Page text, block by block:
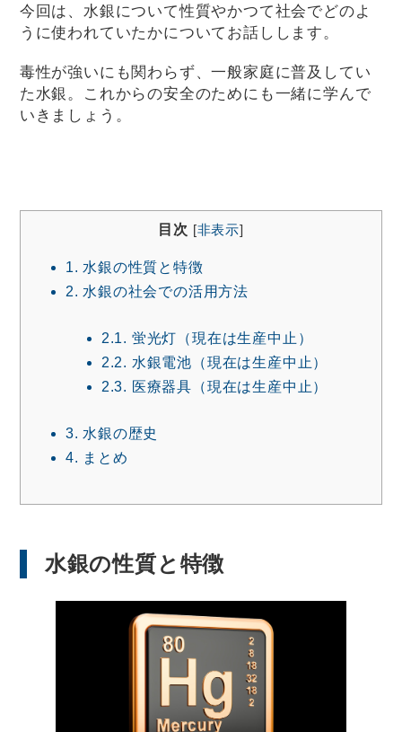
今回は、水銀について性質やかつて社会でどのよ
うに使われていたかについてお話しします。
毒性が強いにも関わらず、一般家庭に普及してい
た水銀。これからの安全のためにも一緒に学んで
いきましょう。
目次 [非表示]
1. 水銀の性質と特徴
2. 水銀の社会での活用方法
2.1. 蛍光灯（現在は生産中止）
2.2. 水銀電池（現在は生産中止）
2.3. 医療器具（現在は生産中止）
3. 水銀の歴史
4. まとめ
水銀の性質と特徴